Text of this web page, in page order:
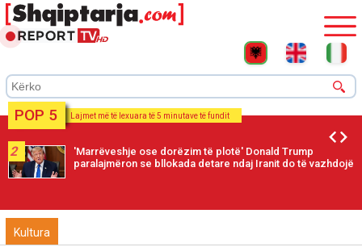
POP 5 Lajmet më të lexuara të 5 minutave të fundit
2
'Marrëveshje ose dorëzim të plotë' Donald Trump
paralajmëron se bllokada detare ndaj Iranit do të vazhdojë
Kultura